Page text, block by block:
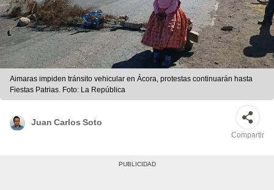
Aimaras impiden tránsito vehicular en Ácora, protestas continuarán hasta
Fiestas Patrias. Foto: La República
Juan Carlos Soto
Compartir